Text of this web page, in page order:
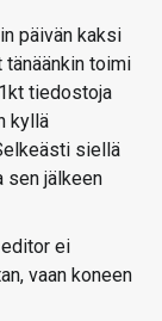
päivän kaksi
tänäänkin toimi
tiedostoja
kyllä
siellä
sen jälkeen
ei
vaan koneen